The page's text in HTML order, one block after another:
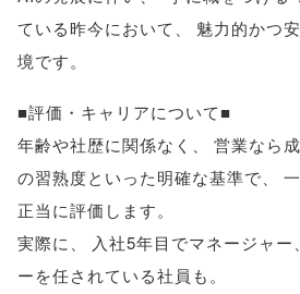
ている昨今において
魅力的かつ
境です。
■評価・キャリアについて■
年齢や社歴に関係なく
営業なら
の習熟度といった明確な基準で
正当に評価します。
実際に
入社5年目でマネージャー
ーを任されている社員も 。